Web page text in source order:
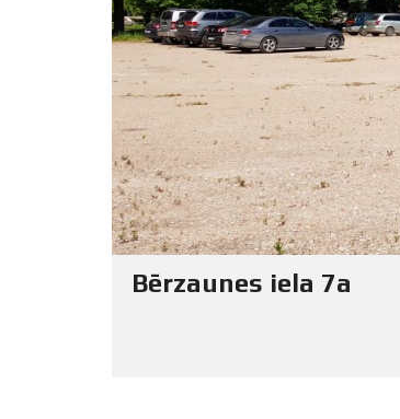
Bērzaunes iela 7a